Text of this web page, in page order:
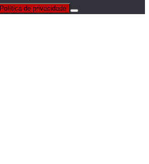
Política de privacidade